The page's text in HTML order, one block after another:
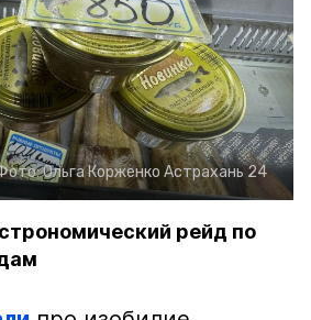
Ольга Корженко Астрахань 24
рейд по